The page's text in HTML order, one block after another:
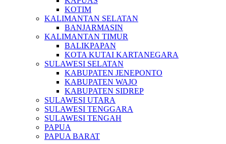
KOTIM
KALIMANTAN SELATAN
BANJARMASIN
KALIMANTAN TIMUR
BALIKPAPAN
KOTA KUTAI KARTANEGARA
SULAWESI SELATAN
KABUPATEN JENEPONTO
KABUPATEN WAJO
KABUPATEN SIDREP
SULAWESI UTARA
SULAWESI TENGGARA
SULAWESI TENGAH
PAPUA
PAPUA BARAT